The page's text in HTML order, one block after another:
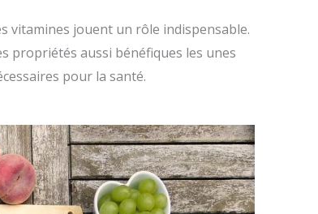
vitamines jouent un rôle indispensable.
propriétés aussi bénéfiques les unes
pour la santé.